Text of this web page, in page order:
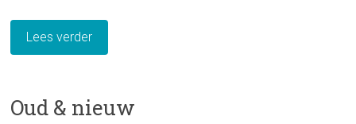
Lees verder
Oud & nieuw